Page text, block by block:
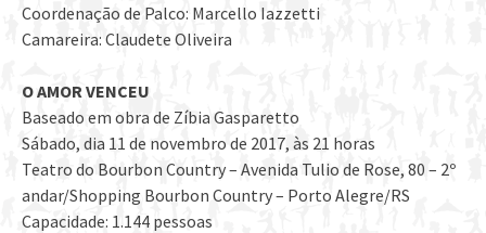
Coordenação de Palco: Marcello Iazzetti
Camareira: Claudete Oliveira
O AMOR VENCEU
Baseado em obra de Zíbia Gasparetto
Sábado, dia 11 de novembro de 2017, às 21 horas
Teatro do Bourbon Country – Avenida Tulio de Rose, 80 – 2º
andar/Shopping Bourbon Country – Porto Alegre/RS
Capacidade: 1.144 pessoas